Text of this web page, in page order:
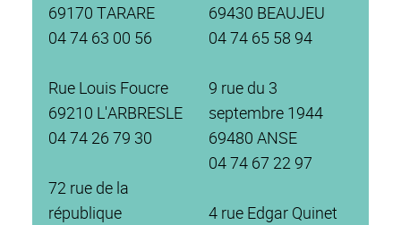
69170 TARARE
04 74 63 00 56
Rue Louis Foucre
69210 L'ARBRESLE
04 74 26 79 30
72 rue de la
république
69430 BEAUJEU
04 74 65 58 94
9 rue du 3
septembre 1944
69480 ANSE
04 74 67 22 97
4 rue Edgar Quinet